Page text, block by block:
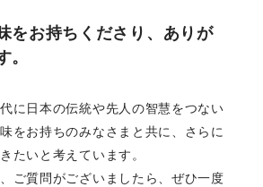
をお持ちくださり、ありが
に日本の伝統や先人の智慧をつない
をお持ちのみなさまと共に、さらに
たいと考えています。
ご質問がございましたら、ぜひ一度